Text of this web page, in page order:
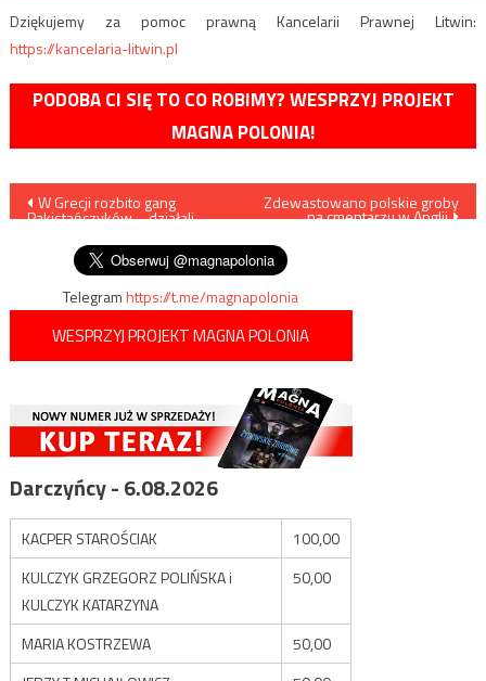
Dziękujemy za pomoc prawną Kancelarii Prawnej Litwin:
https://kancelaria-litwin.pl
PODOBA CI SIĘ TO CO ROBIMY? WESPRZYJ PROJEKT
MAGNA POLONIA!
Nawigacja
wpisu
W Grecji rozbito gang
Pakistańczyków – działali
Zdewastowano polskie groby
na cmentarzu w Anglii
Telegramhttps://t.me/magnapolonia
WESPRZYJ PROJEKT MAGNA POLONIA
Darczyńcy - 6.08.2026
KACPER STAROŚCIAK
100,00
KULCZYK GRZEGORZ POLIŃSKA i
KULCZYK KATARZYNA
50,00
MARIA KOSTRZEWA
50,00